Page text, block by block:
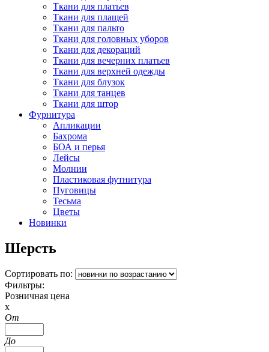
Ткани для платьев
Ткани для плащей
Ткани для пальто
Ткани для головных уборов
Ткани для декораций
Ткани для вечерних платьев
Ткани для верхней одежды
Ткани для блузок
Ткани для танцев
Ткани для штор
Фурнитура
Апликации
Бахрома
БОА и перья
Лейсы
Молнии
Пластиковая футнитура
Пуговицы
Тесьма
Цветы
Новинки
Шерсть
Сортировать по:
Фильтры:
Розничная цена
x
От
До